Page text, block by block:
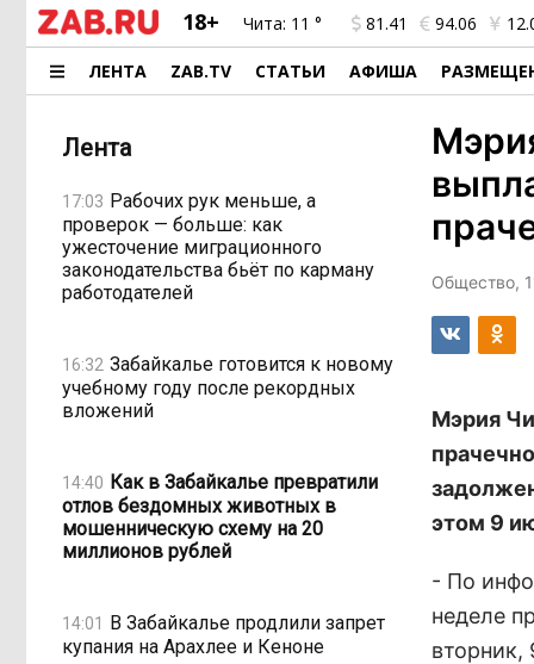
18+ Чита: 11 ° 81.41 94.06
ЛЕНТА ZAB.TV СТАТЬИ АФИША
Лента
17:03 Рабочих рук меньше, а
проверок — больше: как
ужесточение миграционного
законодательства бьёт по карману
работодателей
16:32 Забайкалье готовится к новому
учебному году после рекордных
вложений
14:40 Как в Забайкалье превратили
отлов бездомных животных в
мошенническую схему на 20
миллионов рублей
14:01 В Забайкалье продлили запрет
купания на Арахлее и Кеноне
Общество,
Мэрия
этом 9
- По
неделе
вторник,